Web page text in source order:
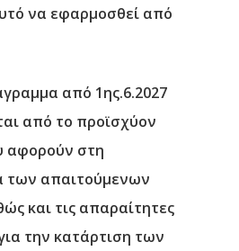
να εφαρμοσθεί από
από 1ης.6.2027
από το προϊσχύον
αφορούν στη
των απαιτούμενων
και τις απαραίτητες
την κατάρτιση των